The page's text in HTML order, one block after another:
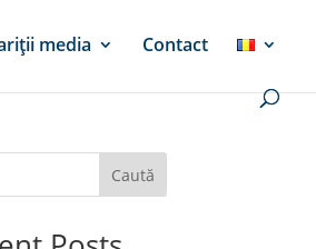
media Contact
Caută